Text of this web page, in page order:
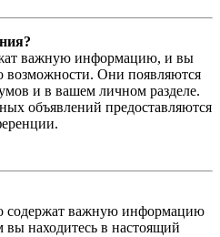
важную информацию, и вы
возможности. Они появляются
и в вашем личном разделе.
объявлений предоставляются
содержат важную информацию
вы находитесь в настоящий